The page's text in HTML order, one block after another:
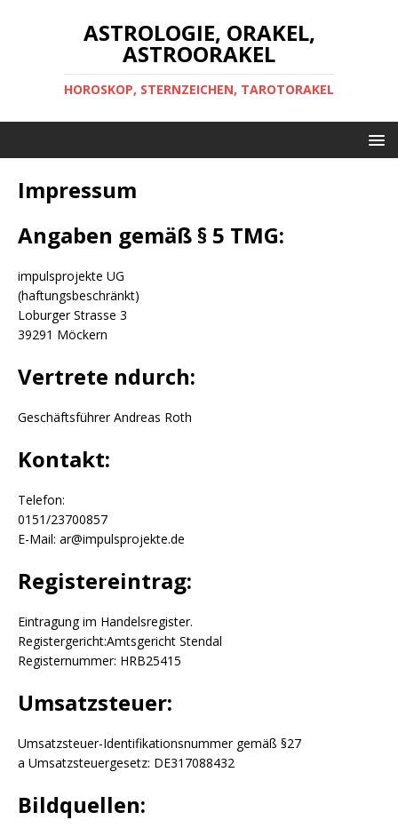
ASTROLOGIE, ORAKEL,
ASTROORAKEL
HOROSKOP, STERNZEICHEN, TAROTORAKEL
Impressum
Angaben gemäß § 5 TMG:
impulsprojekte UG
(haftungsbeschränkt)
Loburger Strasse 3
39291 Möckern
Vertrete ndurch:
Geschäftsführer Andreas Roth
Kontakt:
Telefon:
0151/23700857
E-Mail: ar@impulsprojekte.de
Registereintrag:
Eintragung im Handelsregister.
Registergericht:Amtsgericht Stendal
Registernummer: HRB25415
Umsatzsteuer:
Umsatzsteuer-Identifikationsnummer gemäß §27
a Umsatzsteuergesetz: DE317088432
Bildquellen: